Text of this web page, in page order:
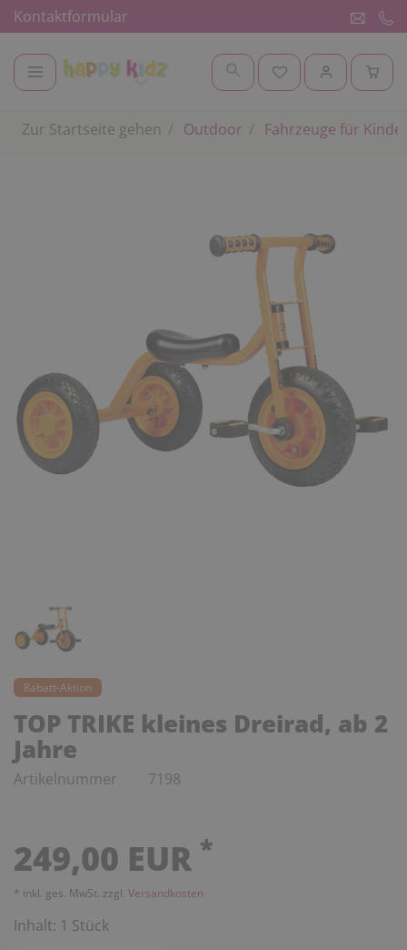
Kontaktformular
Zur Startseite gehen Outdoor Fahrzeuge für
Rabatt-Aktion
TOP TRIKE kleines Dreirad, ab 2
Jahre
Artikelnummer 7198
249,00 EUR *
* inkl. ges. MwSt. zzgl. Versandkosten
Inhalt: 1 Stück